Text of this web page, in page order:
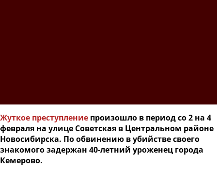
Жуткое преступление произошло в период со 2 на 4
февраля на улице Советская в Центральном районе
Новосибирска. По обвинению в убийстве своего
знакомого задержан 40-летний уроженец города
Кемерово.